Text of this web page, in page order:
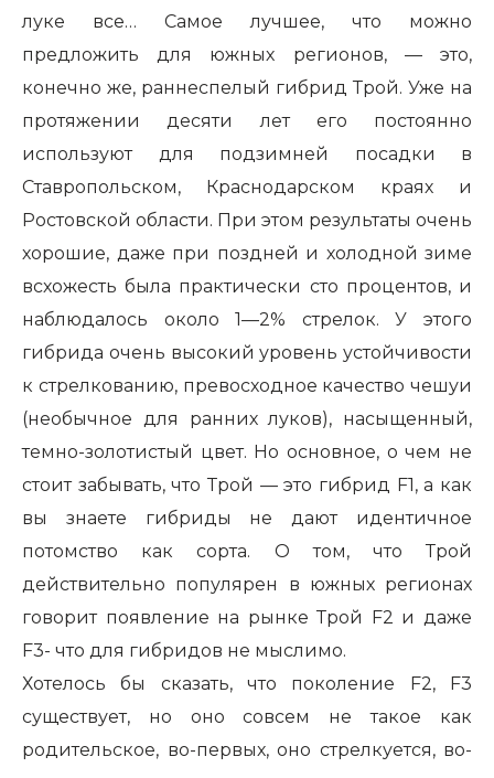
луке все… Самое лучшее, что можно
предложить для южных регионов, — это,
конечно же, раннеспелый гибрид Трой. Уже на
протяжении десяти лет его постоянно
используют для подзимней посадки в
Ставропольском, Краснодарском краях и
Ростовской области. При этом результаты очень
хорошие, даже при поздней и холодной зиме
всхожесть была практически сто процентов, и
наблюдалось около 1—2% стрелок. У этого
гибрида очень высокий уровень устойчивости
к стрелкованию, превосходное качество чешуи
(необычное для ранних луков), насыщенный,
темно-золотистый цвет. Но основное, о чем не
стоит забывать, что Трой — это гибрид F1, а как
вы знаете гибриды не дают идентичное
потомство как сорта. О том, что Трой
действительно популярен в южных регионах
говорит появление на рынке Трой F2 и даже
F3- что для гибридов не мыслимо.
Хотелось бы сказать, что поколение F2, F3
существует, но оно совсем не такое как
родительское, во-первых, оно стрелкуется, во-